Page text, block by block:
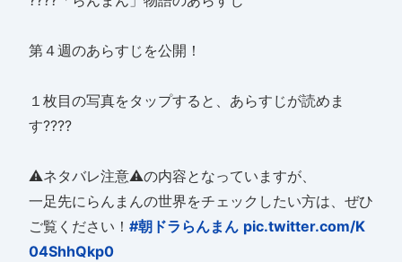
第４週のあらすじを公開！
１枚目の写真をタップすると、あらすじが読めま
す????
⚠️ネタバレ注意⚠️の内容となっていますが、
一足先にらんまんの世界をチェックしたい方は、ぜひ
ご覧ください！ #朝ドラらんまん pic.twitter.com/K
04ShhQkp0